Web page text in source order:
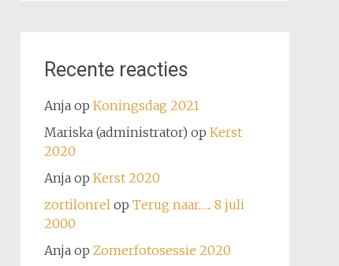
Recente reacties
Anjaop Koningsdag 2021
Mariska (administrator) op Kerst
2020
Anjaop Kerst 2020
zortilonrelop Terug naar….. 8 juli
2000
Anjaop Zomerfotosessie 2020